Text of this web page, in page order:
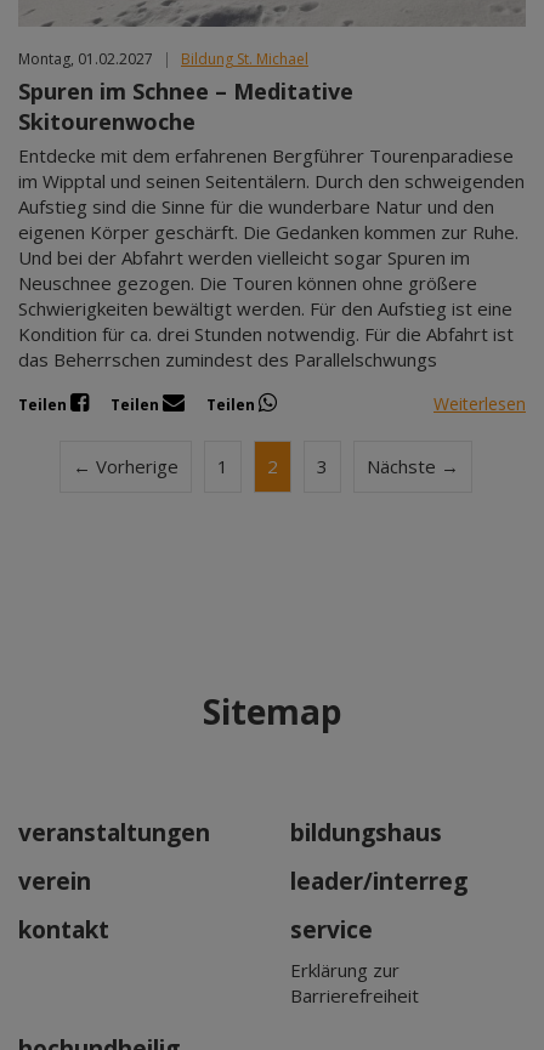
Montag, 01.02.2027 | Bildung St. Michael
Spuren im Schnee – Meditative
Skitourenwoche
Entdecke mit dem erfahrenen Bergführer Tourenparadiese
im Wipptal und seinen Seitentälern. Durch den schweigenden
Aufstieg sind die Sinne für die wunderbare Natur und den
eigenen Körper geschärft. Die Gedanken kommen zur Ruhe.
Und bei der Abfahrt werden vielleicht sogar Spuren im
Neuschnee gezogen. Die Touren können ohne größere
Schwierigkeiten bewältigt werden. Für den Aufstieg ist eine
Kondition für ca. drei Stunden notwendig. Für die Abfahrt ist
das Beherrschen zumindest des Parallelschwungs
Teilen Teilen Teilen Weiterlesen
← Vorherige 1 2 3 Nächste →
Sitemap
veranstaltungen
bildungshaus
verein
leader/interreg
kontakt
service
Erklärung zur
Barrierefreiheit